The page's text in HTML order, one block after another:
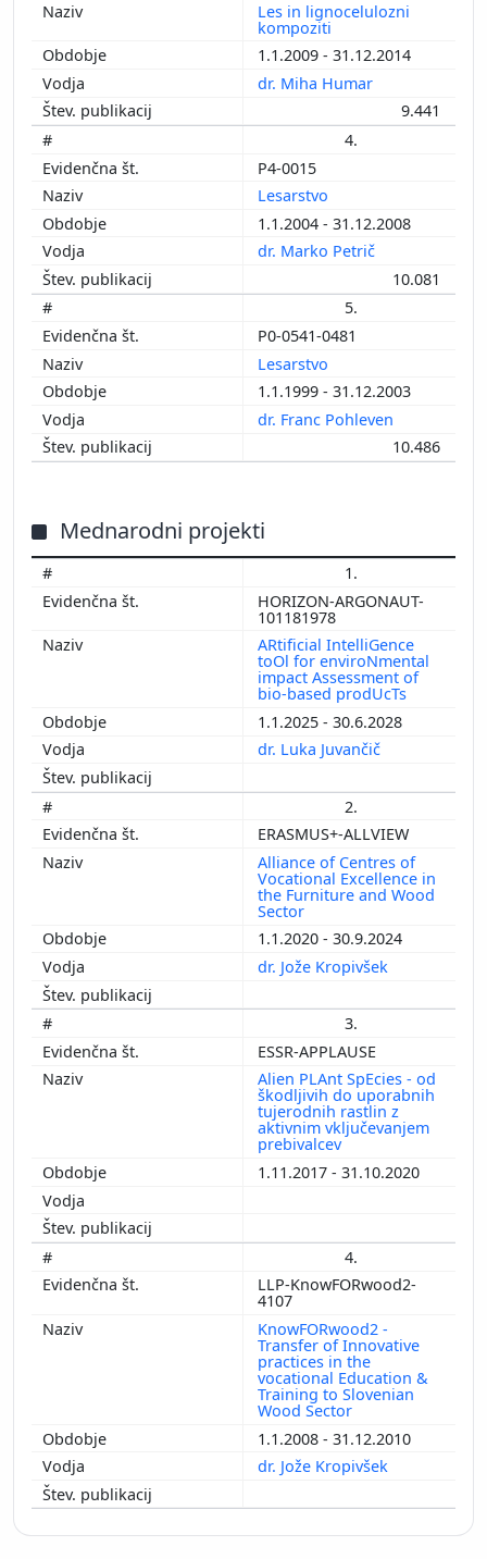
Les in lignocelulozni
kompoziti
1.1.2009 - 31.12.2014
dr. Miha Humar
9.441
4.
P4-0015
Lesarstvo
1.1.2004 - 31.12.2008
dr. Marko Petrič
10.081
5.
P0-0541-0481
Lesarstvo
1.1.1999 - 31.12.2003
dr. Franc Pohleven
10.486
Mednarodni projekti
1.
HORIZON-ARGONAUT-
101181978
ARtificial IntelliGence
toOl for enviroNmental
impact Assessment of
bio-based prodUcTs
1.1.2025 - 30.6.2028
dr. Luka Juvančič
2.
ERASMUS+-ALLVIEW
Alliance of Centres of
Vocational Excellence in
the Furniture and Wood
Sector
1.1.2020 - 30.9.2024
dr. Jože Kropivšek
3.
ESSR-APPLAUSE
Alien PLAnt SpEcies - od
škodljivih do uporabnih
tujerodnih rastlin z
aktivnim vključevanjem
prebivalcev
1.11.2017 - 31.10.2020
4.
LLP-KnowFORwood2-
4107
KnowFORwood2 -
Transfer of Innovative
practices in the
vocational Education &
Training to Slovenian
Wood Sector
1.1.2008 - 31.12.2010
dr. Jože Kropivšek